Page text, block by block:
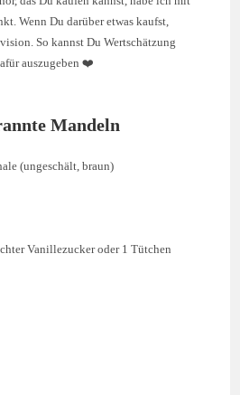
Wenn Du darüber etwas kaufst,
So kannst Du Wertschätzung
auszugeben ❤️
Mandeln
(ungeschält, braun)
Vanillezucker oder 1 Tütchen